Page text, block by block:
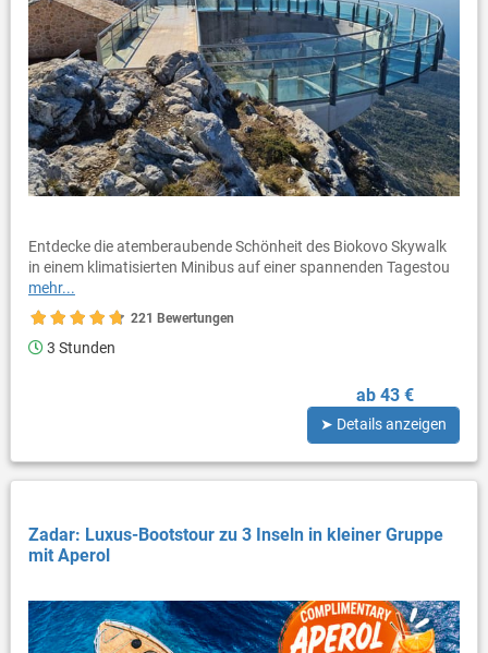
Entdecke die atemberaubende Schönheit des Biokovo Skywalk
in einem klimatisierten Minibus auf einer spannenden Tagestou
mehr...
221 Bewertungen
3 Stunden
ab 43 €
➤ Details anzeigen
Zadar: Luxus-Bootstour zu 3 Inseln in kleiner Gruppe
mit Aperol